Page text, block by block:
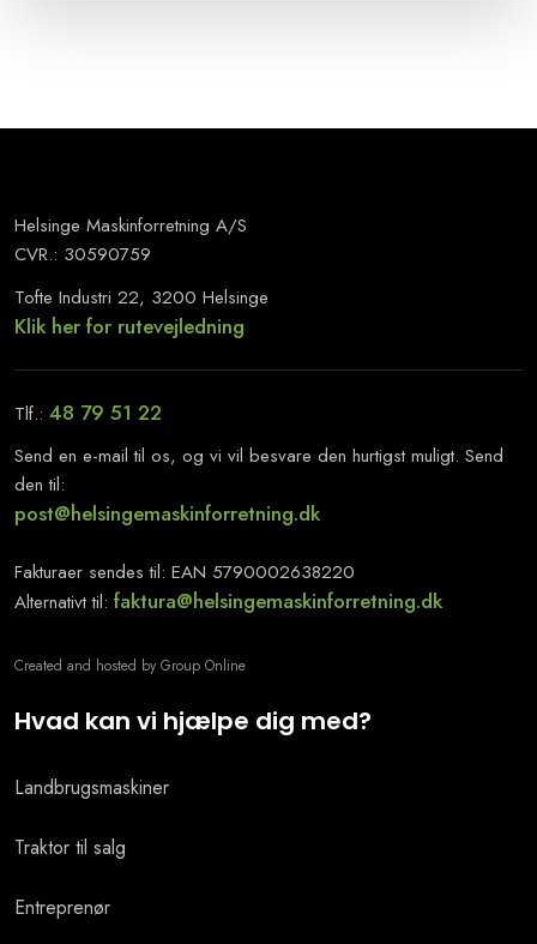
Helsinge Maskinforretning A/S
CVR.: 30590759
Tofte Industri 22, 3200 Helsinge
Klik her for rutevejledning
​Tlf.: 48 79 51 22
Send en e-mail til os, og vi vil besvare den hurtigst muligt. Send
den til:
​post@helsingemaskinforretning.dk
Fakturaer sendes til: EAN 5790002638220
Alternativt til: faktura@helsingemaskinforretning.dk
Created and hosted by Group Online
Hvad kan vi hjælpe dig med?
Landbrugsmaskiner
Traktor til salg
Entreprenør